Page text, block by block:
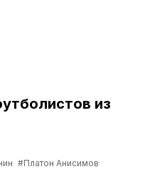
из
#Платон Анисимов